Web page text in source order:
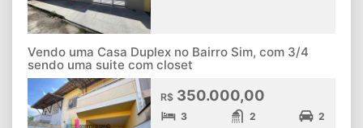
Vendo uma Casa Duplex no Bairro Sim, com 3/4
sendo uma suite com closet
R$ 350.000,00
3 2 2